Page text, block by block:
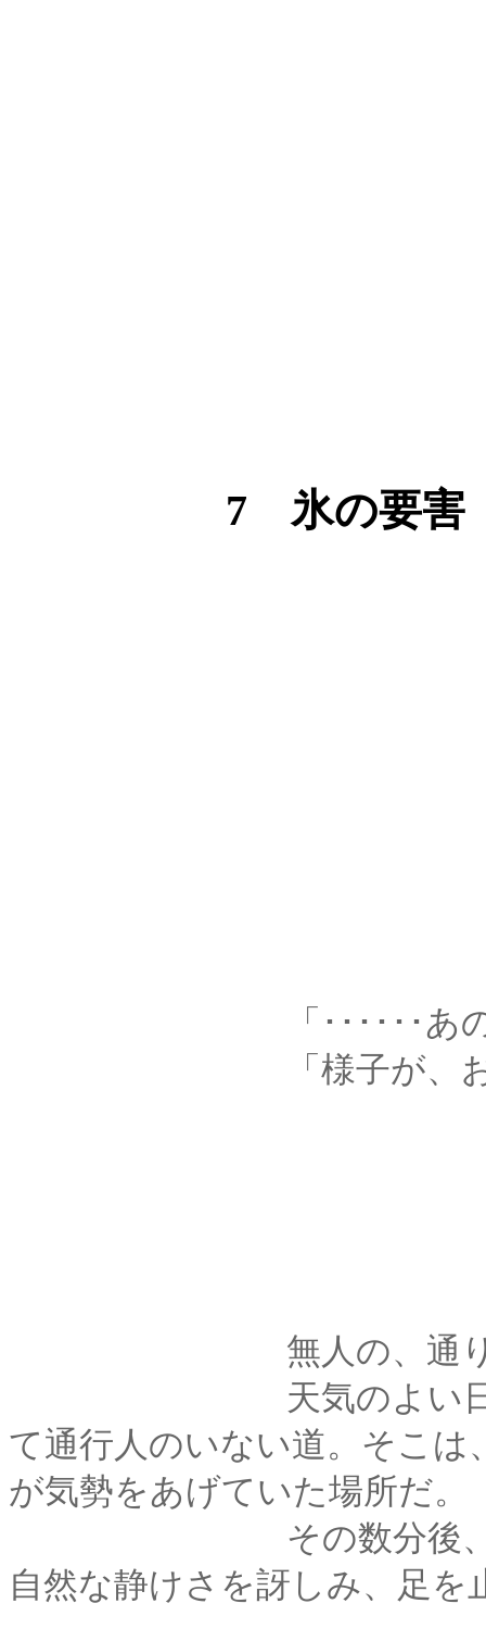
7 氷の要害
「･･････あの、こ
「様子が、おかし
無人の、通りで
天気のよい日中だと
て通行人のいない道。そこ
が気勢をあげていた場所だ。
その数分後、同じ場
自然な静けさを訝しみ、足を